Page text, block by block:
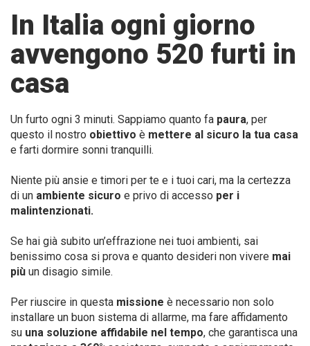
In Italia ogni giorno
avvengono 520 furti in
casa
Un furto ogni 3 minuti. Sappiamo quanto fa paura, per
questo il nostro obiettivo è mettere al sicuro la tua casa
e farti dormire sonni tranquilli.
Niente più ansie e timori per te e i tuoi cari, ma la certezza
di un ambiente sicuro e privo di accesso per i
malintenzionati.
Se hai già subito un’effrazione nei tuoi ambienti, sai
benissimo cosa si prova e quanto desideri non vivere mai
più un disagio simile.
Per riuscire in questa missione è necessario non solo
installare un buon sistema di allarme, ma fare affidamento
su una soluzione affidabile nel tempo, che garantisca una